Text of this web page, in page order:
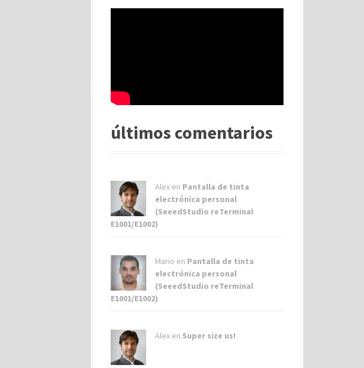
últimos comentarios
Alex en Pantalla de tinta
electrónica personal
(SeeedStudio reTerminal
E1001/E1002)
Mario en Pantalla de tinta
electrónica personal
(SeeedStudio reTerminal
E1001/E1002)
Alex en Super size us!